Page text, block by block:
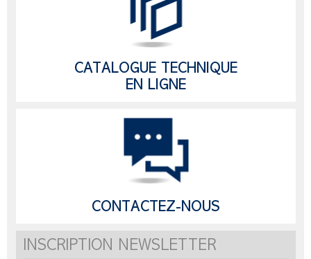
CATALOGUE TECHNIQUE
EN LIGNE
CONTACTEZ-NOUS
INSCRIPTION NEWSLETTER